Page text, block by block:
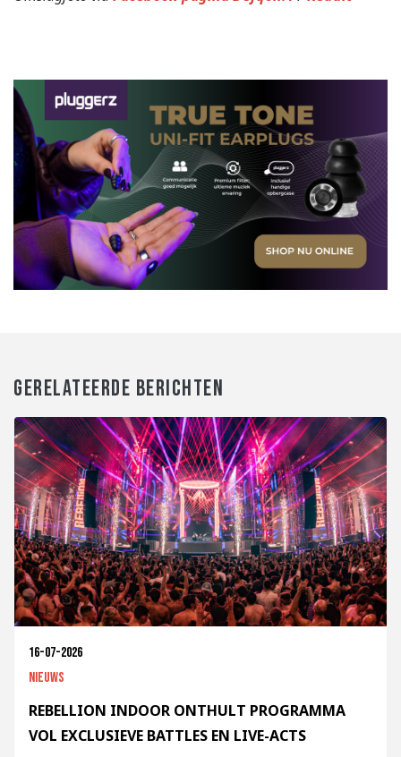
GERELATEERDE BERICHTEN
16-07-2026
Nieuws
REBELLION INDOOR ONTHULT PROGRAMMA
VOL EXCLUSIEVE BATTLES EN LIVE-ACTS